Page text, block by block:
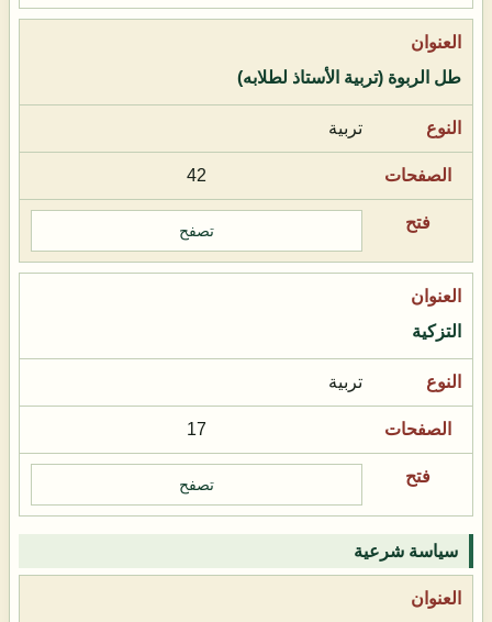
طل الربوة (تربية الأستاذ لطلابه)
تربية
42
تصفح
التزكية
تربية
17
تصفح
سياسة شرعية